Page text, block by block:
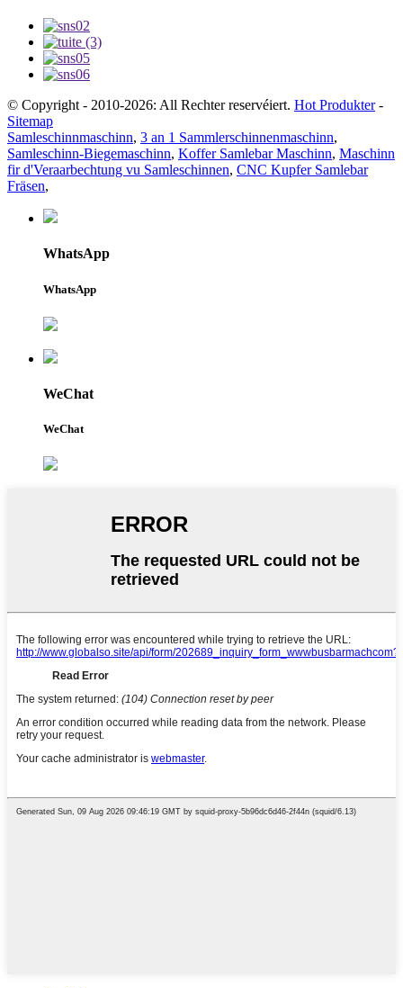
© Copyright - 2010-2026: All Rechter reservéiert. Hot Produkter-
Sitemap
Samleschinnmaschinn, 3 an 1 Sammlerschinnenmaschinn,
Samleschinn-Biegemaschinn, Koffer Samlebar Maschinn, Maschinn
fir d'Veraarbechtung vu Samleschinnen, CNC Kupfer Samlebar
Fräsen,
WhatsApp
WhatsApp
WeChat
WeChat